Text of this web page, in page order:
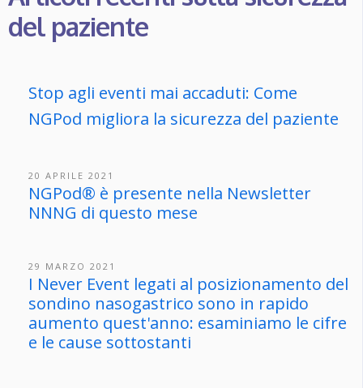
del paziente
Stop agli eventi mai accaduti: Come
NGPod migliora la sicurezza del paziente
20 APRILE 2021
NGPod® è presente nella Newsletter
NNNG di questo mese
29 MARZO 2021
I Never Event legati al posizionamento del
sondino nasogastrico sono in rapido
aumento quest'anno: esaminiamo le cifre
e le cause sottostanti